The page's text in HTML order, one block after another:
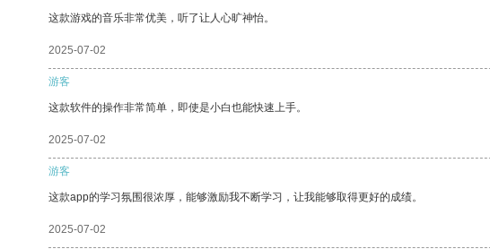
这款游戏的音乐非常优美，听了让人心旷神怡。
2025-07-02
游客
这款软件的操作非常简单，即使是小白也能快速上手。
2025-07-02
游客
这款app的学习氛围很浓厚，能够激励我不断学习，让我能够取得更好的成绩。
2025-07-02